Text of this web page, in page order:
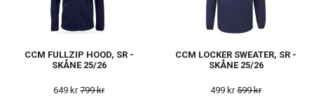
CCM FULLZIP HOOD, SR -
SKÅNE 25/26
649 kr799 kr
CCM LOCKER SWEATER, SR -
SKÅNE 25/26
499 kr599 kr